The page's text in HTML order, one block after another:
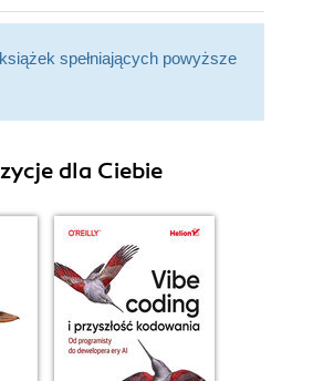
spełniających powyższe
dla Ciebie